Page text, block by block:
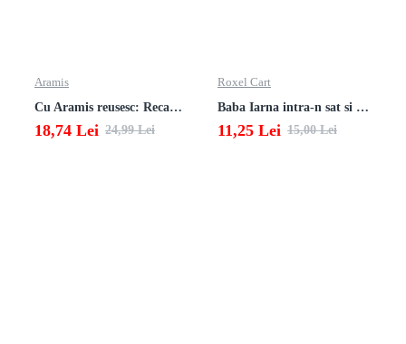
Aramis
Cu Aramis reusesc: Recapitulare si evaluare - Clasa a 4-a (Matematica, Stiinte ale naturii si Educatie civica)
18,74 Lei 24,99 Lei
Roxel Cart
Baba Iarna intra-n sat si alte poezii
11,25 Lei 15,00 Lei